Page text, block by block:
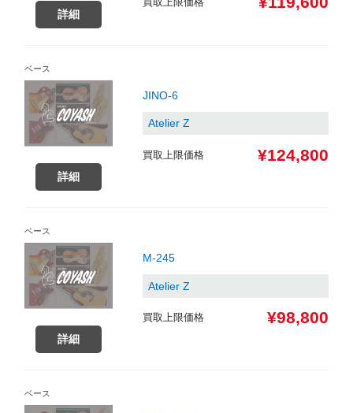
詳細
買取上限価格
ベース
詳細
JINO-6
Atelier Z
買取上限価格 ¥124,800
ベース
詳細
M-245
Atelier Z
買取上限価格 ¥98,800
ベース